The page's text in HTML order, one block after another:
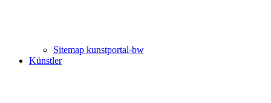
Sitemap kunstportal-bw
Künstler